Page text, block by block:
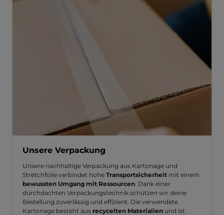
Unsere Verpackung
Unsere nachhaltige Verpackung aus Kartonage und
Stretchfolie verbindet hohe Transportsicherheit mit einem
bewussten Umgang mit Ressourcen . Dank einer
durchdachten Verpackungstechnik schützen wir deine
Bestellung zuverlässig und effizient. Die verwendete
Kartonage besteht aus recycelten Materialien und ist